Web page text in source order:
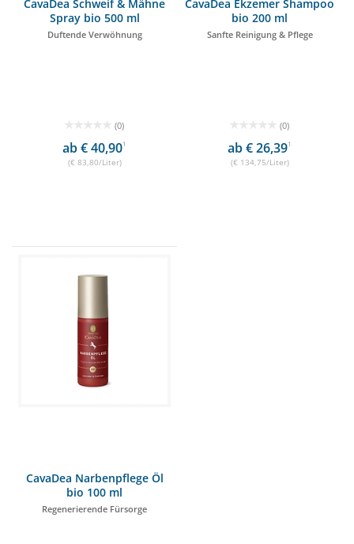
CavaDea Schweif & Mähne
Spray bio 500 ml
Duftende Verwöhnung
(0)
ab € 40,901
(€ 83,80/Liter)
CavaDea Ekzemer Shampoo
bio 200 ml
Sanfte Reinigung & Pflege
(0)
ab € 26,391
(€ 134,75/Liter)
CavaDea Narbenpflege Öl
bio 100 ml
Regenerierende Fürsorge